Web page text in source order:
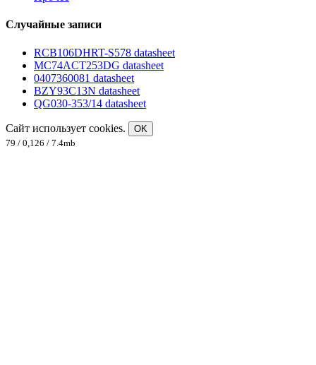
Случайные записи
RCB106DHRT-S578 datasheet
MC74ACT253DG datasheet
0407360081 datasheet
BZY93C13N datasheet
QG030-353/14 datasheet
Сайт использует cookies.
OK
79 / 0,126 / 7.4mb